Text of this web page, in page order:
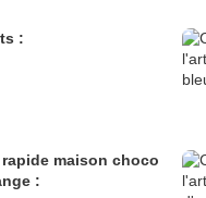
:
maison choco
: